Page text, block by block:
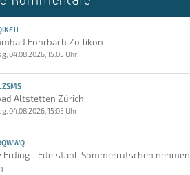
Fohrbach Zollikon
04.08.2026, 15:03 Uhr
Altstetten Zürich
04.08.2026, 15:03 Uhr
Erding - Edelstahl-Sommerrutschen nehmen